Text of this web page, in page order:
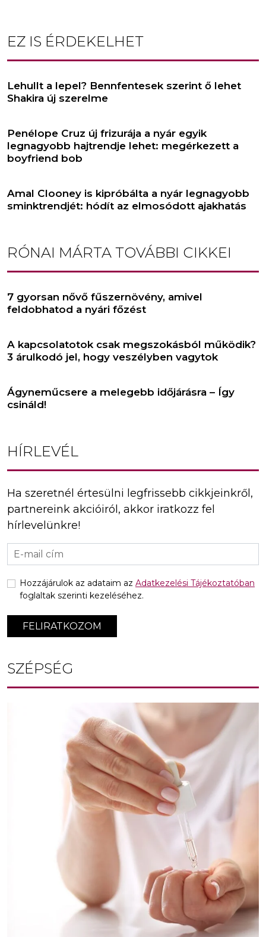
EZ IS ÉRDEKELHET
Lehullt a lepel? Bennfentesek szerint ő lehet
Shakira új szerelme
Penélope Cruz új frizurája a nyár egyik
legnagyobb hajtrendje lehet: megérkezett a
boyfriend bob
Amal Clooney is kipróbálta a nyár legnagyobb
sminktrendjét: hódít az elmosódott ajakhatás
RÓNAI MÁRTA TOVÁBBI CIKKEI
7 gyorsan nővő fűszernövény, amivel
feldobhatod a nyári főzést
A kapcsolatotok csak megszokásból működik?
3 árulkodó jel, hogy veszélyben vagytok
Ágyneműcsere a melegebb időjárásra – Így
csináld!
HÍRLEVÉL
Ha szeretnél értesülni legfrissebb cikkjeinkről,
partnereink akcióiról, akkor iratkozz fel
hírlevelünkre!
FELIRATKOZOM
Hozzájárulok az adataim az Adatkezelési Tájékoztatóban
foglaltak szerinti kezeléséhez.
SZÉPSÉG